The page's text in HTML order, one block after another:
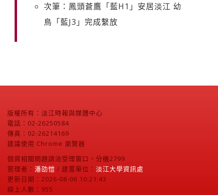
次筆：鳳頭蒼鷹「藍H1」安居淡江 幼
鳥「藍J3」完成繫放
版權所有：淡江時報與媒體中心
電話：02-26250584
傳真：02-26214169
建議使用 Chrome 瀏覽器
個資相關問題請洽受理窗口，分機2799
管理者： 潘劭愷 / 建置單位： 淡江大學資訊處
更新日期：2026-08-06 10:21:43
線上人數：955